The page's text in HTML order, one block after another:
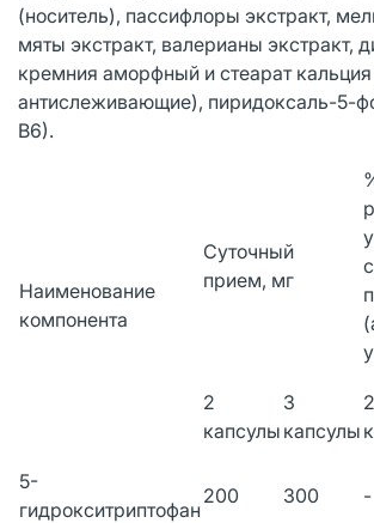
(носитель), пассифлоры экстракт,
мяты экстракт, валерианы экстракт,
кремния аморфный и стеарат кальция
антислеживающие), пиридоксаль-5-
В6).
Наименование
компонента
Суточный
прием, мг
2
капсулы
3
капсулы
2
5-
гидрокситриптофан
200 300 -